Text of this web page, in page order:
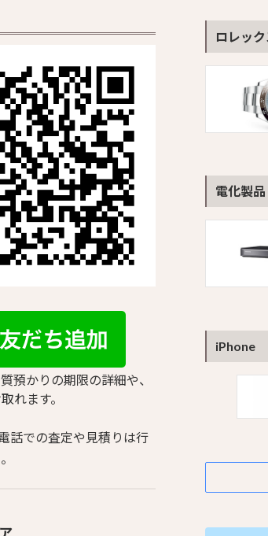
ロレック
電化製品
iPhone
預かりの期限の詳細や、
れます。
話での査定や見積りは行